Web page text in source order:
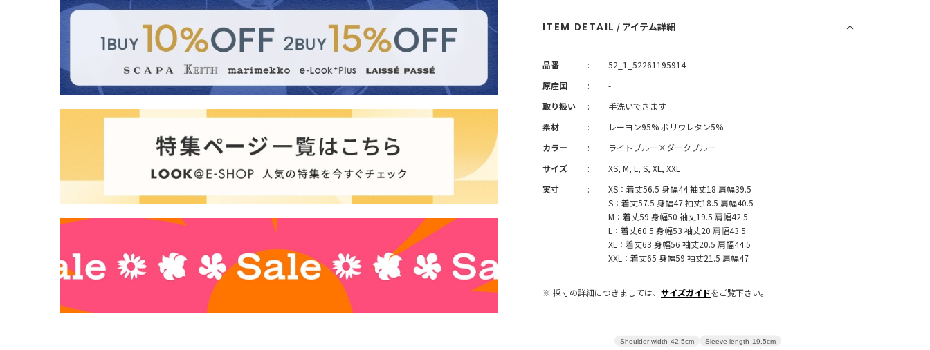
ITEM DETAIL / アイテム詳細
品番 :
52_1_52261195914
原産国
:
-
取り扱い
:
手洗いできます
素材
:
レーヨン95% ポリウレタン5%
カラー
:
ライトブルー×ダークブルー
サイズ
:
XS, M, L, S, XL, XXL
実寸
:
XS：着丈56.5 身幅44 袖丈18 肩幅39.5
S：着丈57.5 身幅47 袖丈18.5 肩幅40.5
M：着丈59 身幅50 袖丈19.5 肩幅42.5
L：着丈60.5 身幅53 袖丈20 肩幅43.5
XL：着丈63 身幅56 袖丈20.5 肩幅44.5
XXL：着丈65 身幅59 袖丈21.5 肩幅47
※ 採寸の詳細につきましては、サイズガイドをご覧下さい。
Sleeve length 19.5cm
Shoulder width 42.5cm